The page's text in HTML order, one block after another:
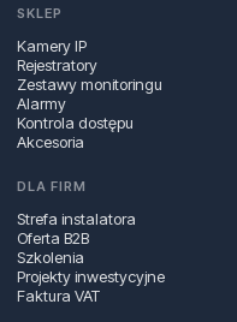
SKLEP
Kamery IP
Rejestratory
Zestawy monitoringu
Alarmy
Kontrola dostępu
Akcesoria
DLA FIRM
Strefa instalatora
Oferta B2B
Szkolenia
Projekty inwestycyjne
Faktura VAT